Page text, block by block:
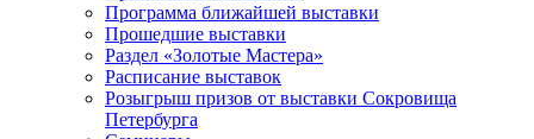
Программа ближайшей выставки
Прошедшие выставки
Раздел «Золотые Мастера»
Расписание выставок
Розыгрыш призов от выставки Сокровища
Петербурга